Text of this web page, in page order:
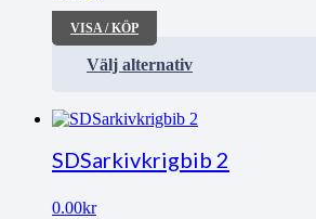
VISA / KÖP
Välj alternativ
SDSarkivkrigbib 2
0.00kr